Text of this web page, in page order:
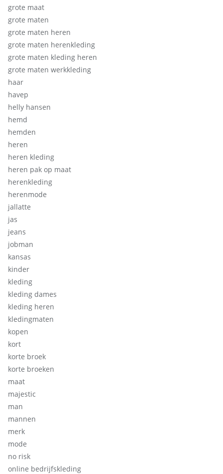
grote maat
grote maten
grote maten heren
grote maten herenkleding
grote maten kleding heren
grote maten werkkleding
haar
havep
helly hansen
hemd
hemden
heren
heren kleding
heren pak op maat
herenkleding
herenmode
jallatte
jas
jeans
jobman
kansas
kinder
kleding
kleding dames
kleding heren
kledingmaten
kopen
kort
korte broek
korte broeken
maat
majestic
man
mannen
merk
mode
no risk
online bedrijfskleding